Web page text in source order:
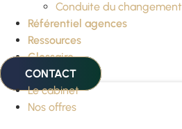
Conduite du changement
Référentiel agences
Ressources
Glossaire
CONTACT
Le cabinet
Nos offres